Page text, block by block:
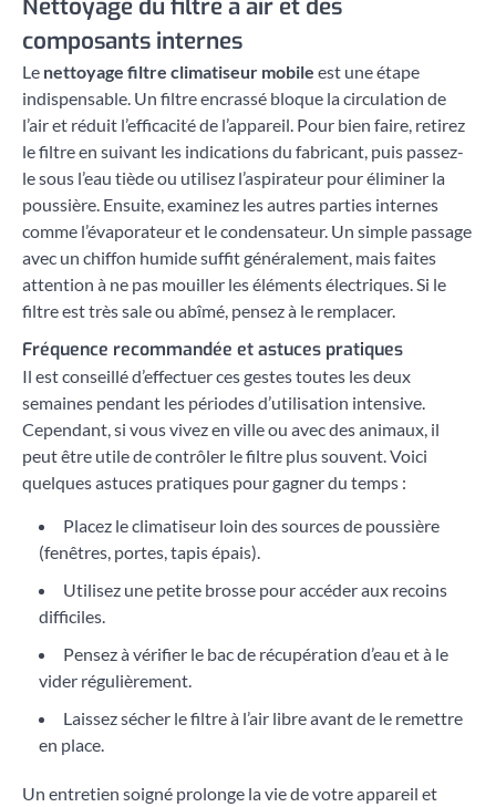
Nettoyage du filtre à air et des
composants internes
Le nettoyage filtre climatiseur mobile est une étape
indispensable. Un filtre encrassé bloque la circulation de
l’air et réduit l’efficacité de l’appareil. Pour bien faire, retirez
le filtre en suivant les indications du fabricant, puis passez-
le sous l’eau tiède ou utilisez l’aspirateur pour éliminer la
poussière. Ensuite, examinez les autres parties internes
comme l’évaporateur et le condensateur. Un simple passage
avec un chiffon humide suffit généralement, mais faites
attention à ne pas mouiller les éléments électriques. Si le
filtre est très sale ou abîmé, pensez à le remplacer.
Fréquence recommandée et astuces pratiques
Il est conseillé d’effectuer ces gestes toutes les deux
semaines pendant les périodes d’utilisation intensive.
Cependant, si vous vivez en ville ou avec des animaux, il
peut être utile de contrôler le filtre plus souvent. Voici
quelques astuces pratiques pour gagner du temps :
Placez le climatiseur loin des sources de poussière
(fenêtres, portes, tapis épais).
Utilisez une petite brosse pour accéder aux recoins
difficiles.
Pensez à vérifier le bac de récupération d’eau et à le
vider régulièrement.
Laissez sécher le filtre à l’air libre avant de le remettre
en place.
Un entretien soigné prolonge la vie de votre appareil et